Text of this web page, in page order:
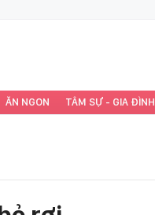
ĂN NGON TÂM SỰ - GIA ĐÌNH